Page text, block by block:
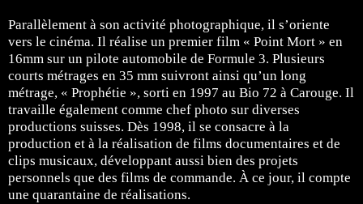
Parallèlement à son activité photographique, il s’oriente
vers le cinéma. Il réalise un premier film « Point Mort » en
16mm sur un pilote automobile de Formule 3. Plusieurs
courts métrages en 35 mm suivront ainsi qu’un long
métrage, « Prophétie », sorti en 1997 au Bio 72 à Carouge. Il
travaille également comme chef photo sur diverses
productions suisses. Dès 1998, il se consacre à la
production et à la réalisation de films documentaires et de
clips musicaux, développant aussi bien des projets
personnels que des films de commande. À ce jour, il compte
une quarantaine de réalisations.